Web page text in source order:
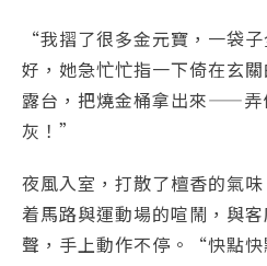
“我摺了很多金元寶，一袋
好，她急忙忙指一下倚在玄
露台，把燒金桶拿出來——弄
灰！”
夜風入室，打散了檀香的氣
着馬路與運動場的喧鬧，與
聲，手上動作不停。“快點